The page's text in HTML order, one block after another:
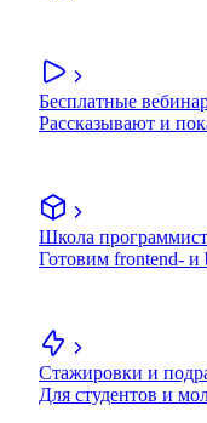
Бесплатные
Рассказывают и
Школа
Готовим frontend- и
Стажировки и
Для студентов и